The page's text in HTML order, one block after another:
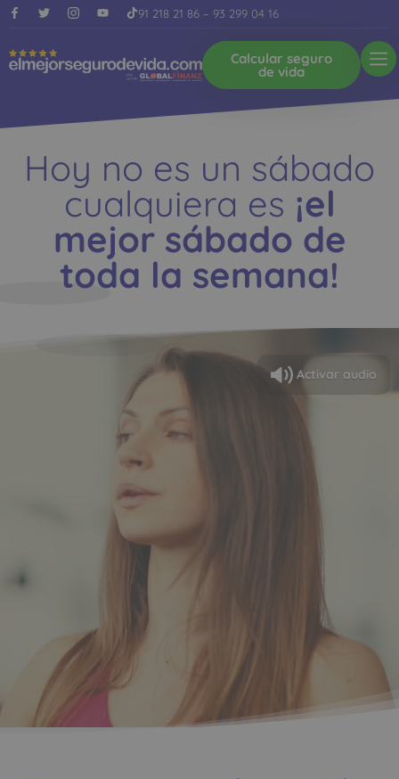
91 218 21 86 – 93 299 04 16
Calcular seguro
de vida
Hoy no es un sábado
cualquiera es ¡el
mejor sábado de
toda la semana!
Activar audio